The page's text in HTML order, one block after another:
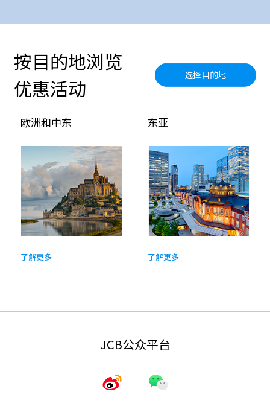
按目的地浏览
优惠活动
选择目的地
欧洲和中东
了解更多
东亚
了解更多
JCB公众平台